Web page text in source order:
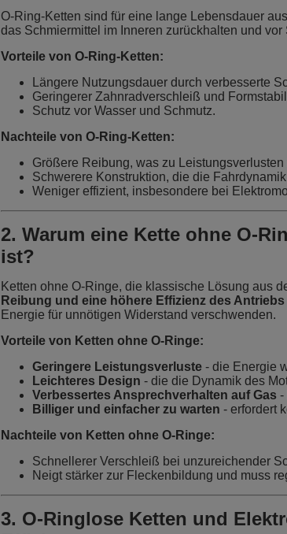
O-Ring-Ketten sind für eine lange Lebensdauer
das Schmiermittel im Inneren zurückhalten und
Vorteile von O-Ring-Ketten:
Längere Nutzungsdauer durch verbesserte
Geringerer Zahnradverschleiß und
Schutz vor Wasser und Schmutz.
Nachteile von O-Ring-Ketten:
Größere Reibung, was zu Leistungsverlusten
Schwerere Konstruktion, die die
Weniger effizient, insbesondere bei
2. Warum eine Kette ohne O-
ist?
Ketten ohne O-Ringe, die klassische Lösung aus
Reibung und eine höhere Effizienz des
Energie für unnötigen Widerstand verschwenden.
Vorteile von Ketten ohne O-Ringe:
Geringere Leistungsverluste - die Energie
Leichteres Design - die die Dynamik des
Verbessertes Ansprechverhalten auf Gas -
Billiger und einfacher zu warten - erfordert
Nachteile von Ketten ohne O-Ringe:
Schnellerer Verschleiß bei unzureichender
Neigt stärker zur Fleckenbildung und muss
3. O-Ringlose Ketten und